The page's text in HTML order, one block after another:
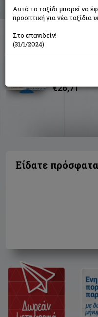
Γυναίκα και υγεία
€26,71
Είδατε
Αυτό το ταξίδι μπορεί να
προοπτική για νέα ταξίδια
Στο επανιδείν!
(31/1/2024)